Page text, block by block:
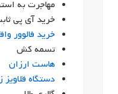
مهاجرت به
خرید آی پی
خرید فالوور
تسمه کش
هاست ارزان
دستگاه